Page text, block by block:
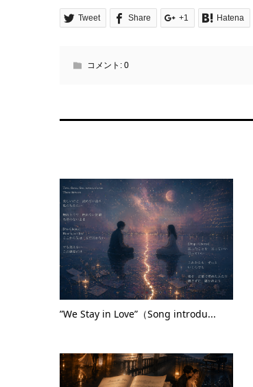
Tweet Share +1 Hatena
コメント: 0
”We Stay in Love”（Song introdu...